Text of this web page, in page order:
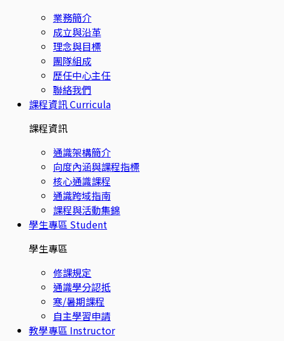
業務簡介
成立與沿革
理念與目標
團隊組成
歷任中心主任
聯絡我們
課程資訊Curricula
課程資訊
通識架構簡介
向度內涵與課程指標
核心通識課程
通識跨域指南
課程與活動集錦
學生專區 Student
學生專區
修課規定
通識學分認抵
寒/暑期課程
自主學習申請
教學專區 Instructor